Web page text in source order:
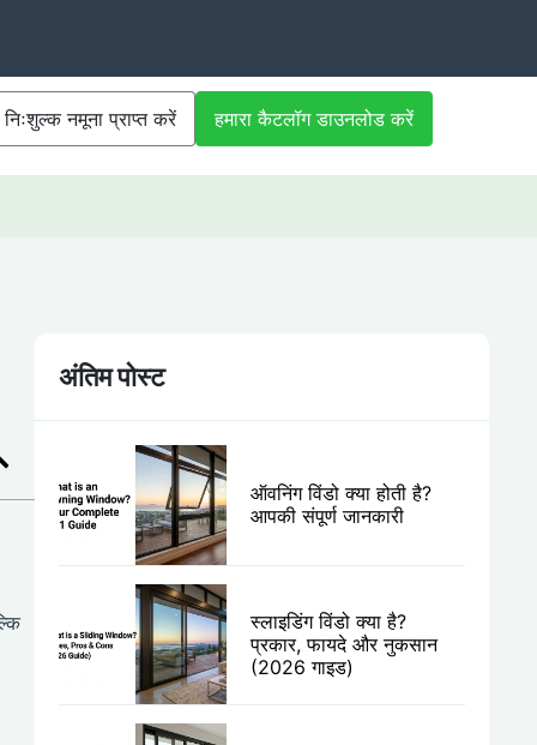
निःशुल्क नमूना प्राप्त करें हमारा कैटलॉग डाउनलोड करें
अंतिम पोस्ट
ऑवनिंग विंडो क्या होती है?
आपकी संपूर्ण जानकारी
स्लाइडिंग विंडो क्या है?
प्रकार, फायदे और नुकसान
(2026 गाइड)